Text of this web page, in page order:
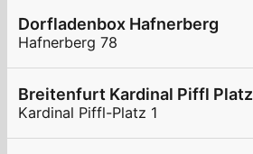
Dorfladenbox Hafnerberg
Hafnerberg 78
Breitenfurt Kardinal Piffl Platz
Kardinal Piffl-Platz 1